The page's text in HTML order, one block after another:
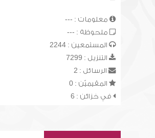
معلومات : ---
ملحوظة : ---
المستمعين : 2244
التنزيل : 7299
الرسائل : 2
المقيميّن : 0
في خزائن : 6